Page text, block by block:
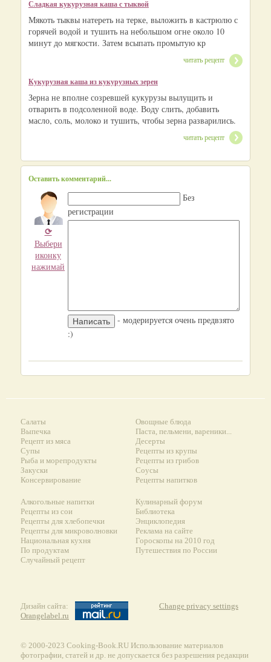
Сладкая кукурузная каша с тыквой
Мякоть тыквы натереть на терке, выложить в кастрюлю с
горячей водой и тушить на небольшом огне около 10
минут до мягкости. Затем всыпать промытую кр
читать рецепт
Кукурузная каша из кукурузных зерен
Зерна не вполне созревшей кукурузы вылущить и
отварить в подсоленной воде. Воду слить, добавить
масло, соль, молоко и тушить, чтобы зерна разварились.
читать рецепт
Оставить комментарий...
⟳
Выбери
иконку
нажимай
Без
регистрации
- модерируется очень предвзято
:)
Салаты
Выпечка
Рецепт из мяса
Супы
Рыба и морепродукты
Закуски
Консервирование
Овощные блюда
Паста, пельмени, вареники...
Десерты
Рецепты из крупы
Рецепты из грибов
Соусы
Рецепты напитков
Алкогольные напитки
Рецепты из сои
Рецепты для хлебопечки
Рецепты для микроволновки
Национальная кухня
По продуктам
Случайный рецепт
Кулинарный форум
Библиотека
Энциклопедия
Реклама на сайте
Гороскопы на 2010 год
Путешествия по России
Дизайн сайта:
Orangelabel.ru
Change privacy settings
© 2000-2023 Сooking-Book.RU Использование материалов
фотографии, статей и др. не допускается без разрешения редакции